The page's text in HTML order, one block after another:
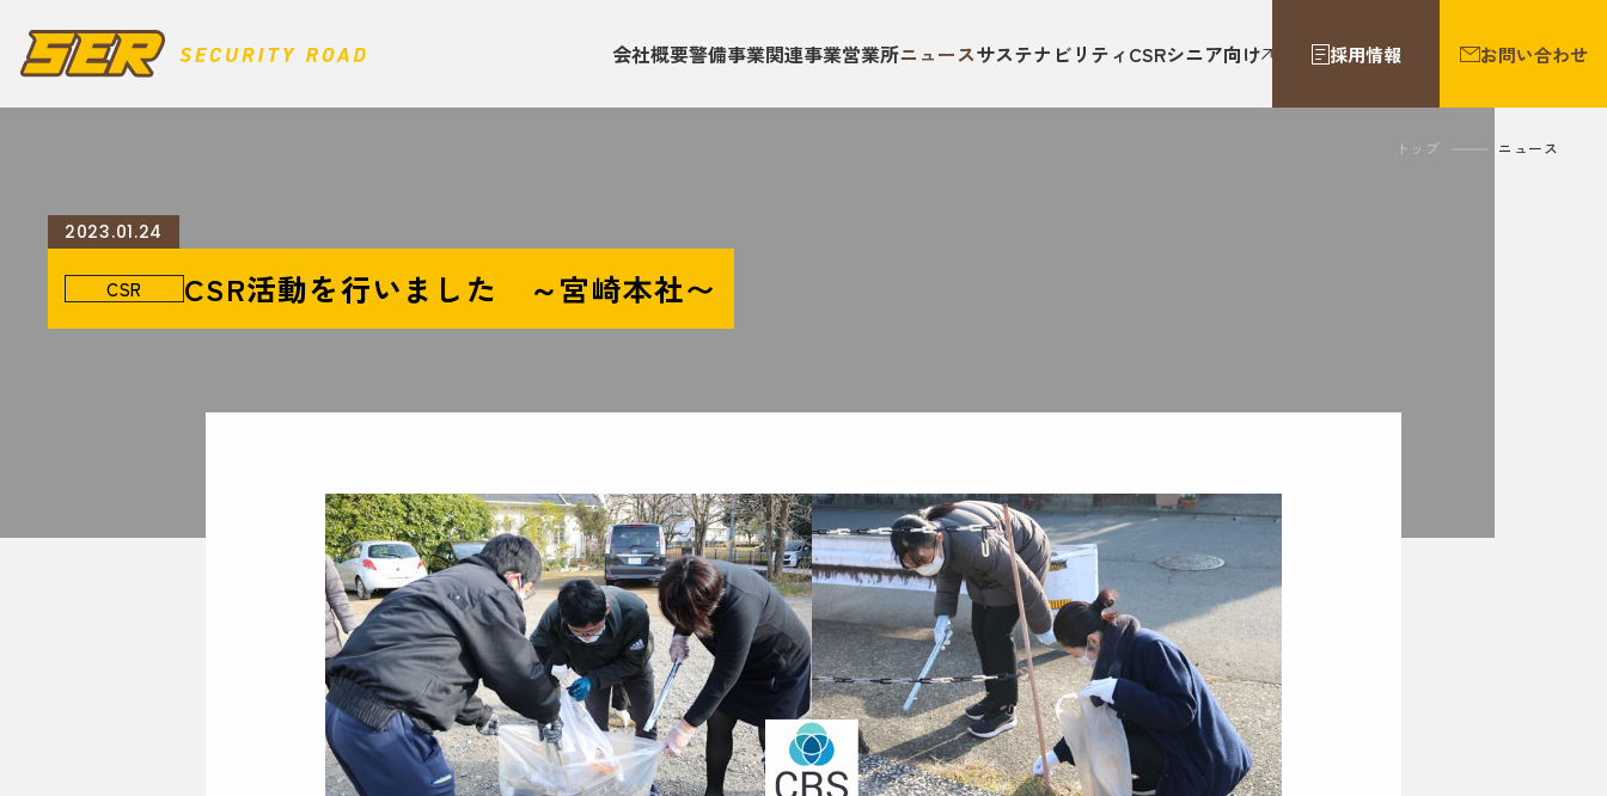
会社概要警備事業関連事業営業所ニュースサステナビリティ CSRシニア向け 採用情報 お問い合わせ
トップ ニュース
2023.01.24
CSR CSR活動を行いました ～宮崎本社〜